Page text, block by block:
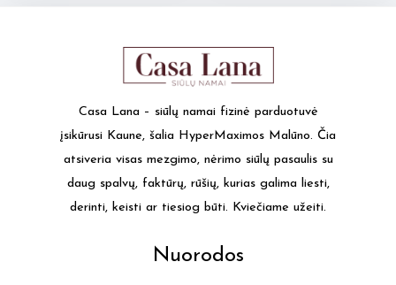
multiple
options
may
be
page
Casa Lana – siūlų namai fizinė parduotuvė
įsikūrusi Kaune, šalia HyperMaximos Malūno. Čia
atsiveria visas mezgimo, nėrimo siūlų pasaulis su
daug spalvų, faktūrų, rūšių, kurias galima liesti,
derinti, keisti ar tiesiog būti. Kviečiame užeiti.
Nuorodos